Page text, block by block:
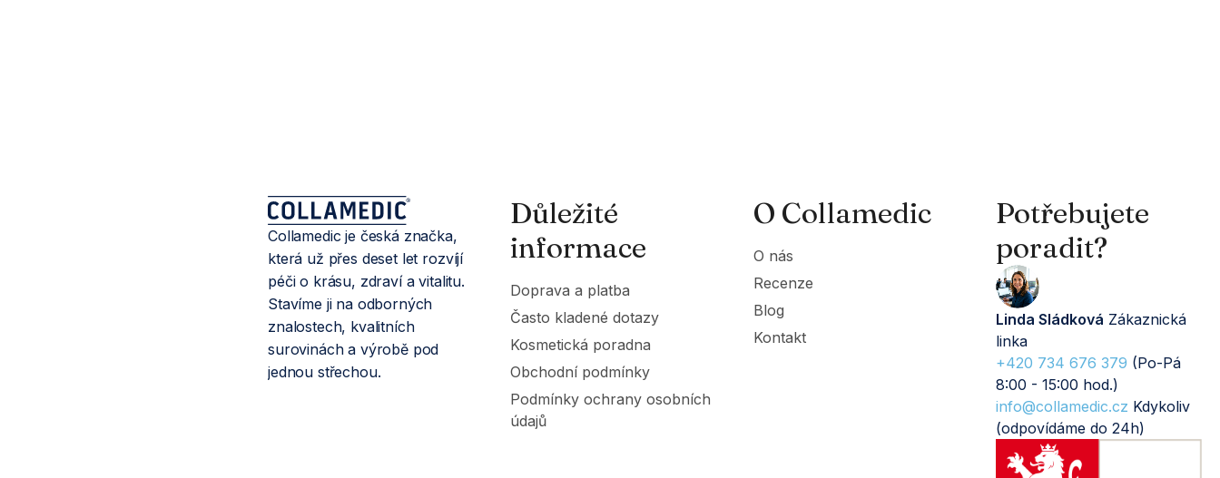
Collamedic je česká značka,
která už přes deset let rozvíjí
péči o krásu, zdraví a vitalitu.
Stavíme ji na odborných
znalostech, kvalitních
surovinách a výrobě pod
jednou střechou.
Důležité
informace
Doprava a platba
Často kladené dotazy
Kosmetická poradna
Obchodní podmínky
Podmínky ochrany osobních
údajů
O Collamedic
O nás
Recenze
Blog
Kontakt
Potřebujete
poradit?
Linda Sládková Zákaznická
linka
+420 734 676 379 (Po-Pá
8:00 - 15:00 hod.)
info@collamedic.cz Kdykoliv
(odpovídáme do 24h)